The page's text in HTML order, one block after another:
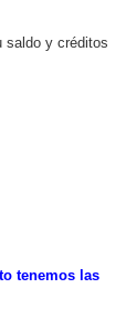
saldo y créditos
tenemos las